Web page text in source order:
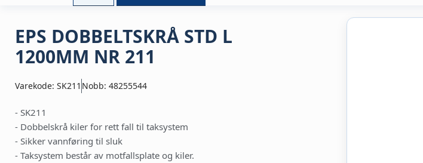
EPS DOBBELTSKRÅ STD L
1200MM NR 211
Varekode: SK211 Nobb: 48255544
- SK211
- Dobbelskrå kiler for rett fall til taksystem
- Sikker vannføring til sluk
- Taksystem består av motfallsplate og kiler.